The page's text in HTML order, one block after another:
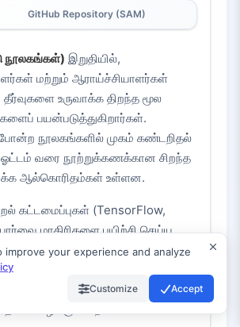
GitHub Repository (SAM)
நூலகங்கள்) இறுதியில்,
மற்றும் ஆராய்ச்சியாளர்கள்
உருவாக்க திறந்த மூல
பயன்படுத்துகிறார்கள்.
நூலகங்களில் முகம் கண்டறிதல்
ஓட்டம் வரை நூற்றுக்கணக்கான சிறந்த
ஆல்கொரிதம்கள் உள்ளன.
கட்டமைப்புகள் (TensorFlow,
மாதிரிகளை பயிற்சி செய்ய
வழங்குகின்றன. இவை சாதாரண
தனிப்பட்ட "கருவிகள்" அல்ல,
உள்ள பயனர் நட்பு செயலிகளுக்கு
improve your experience and analyze
Customize Accept